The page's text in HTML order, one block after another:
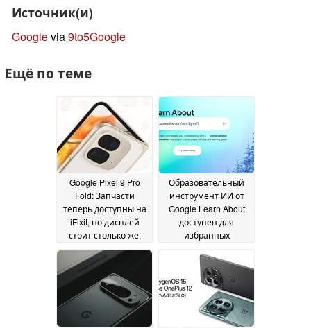
Источник(и)
Googlevia9to5Google
Ещё по теме
Google Pixel 9 Pro
Fold: Запчасти
теперь доступны на
iFixit, но дисплей
стоит столько же,
сколько Apple iPhone
16 Pro 12 November 2024
Образовательный
инструмент ИИ от
Google Learn About
доступен для
избранных
12 November 2024